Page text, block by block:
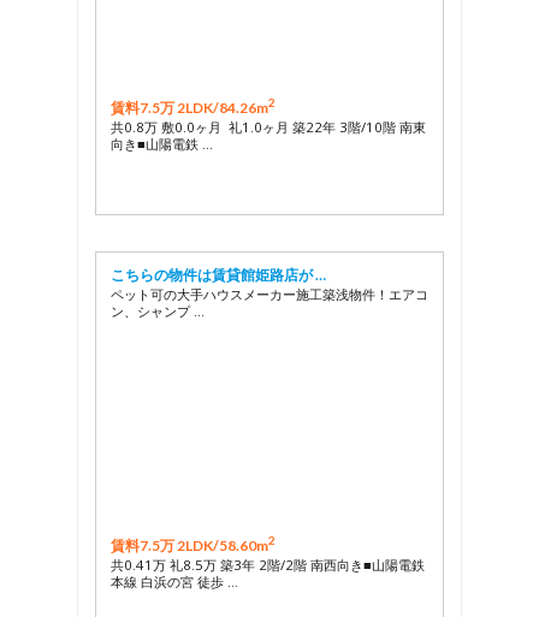
賃料7.5万 2LDK/84.26m2
共0.8万 敷0.0ヶ月 礼1.0ヶ月 築22年 3階/10階 南東
向き■山陽電鉄 …
こちらの物件は賃貸館姫路店が …
ペット可の大手ハウスメーカー施工築浅物件！エアコ
ン、シャンプ …
賃料7.5万 2LDK/58.60m2
共0.41万 礼8.5万 築3年 2階/2階 南西向き■山陽電鉄
本線 白浜の宮 徒歩 …